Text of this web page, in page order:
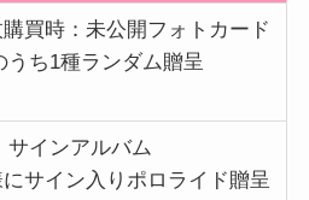
買時：未公開フォトカード
うち1種ランダム贈呈
サインアルバム
サイン入りポロライド贈呈